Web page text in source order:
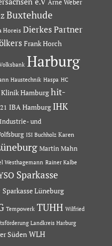
Arne Weber
Buxtehude
Horeis Dierkes Partner
Frank Horch
Harburg
Haustechnik Haspa HC
Hamburg hit-
IBA Hamburg IHK
Industrie- und
ISI Buchholz Karen
Martin Mahn
Westhagemann Rainer Kalbe
Sparkasse
Sparkasse Lüneburg
Tempowerk TUHH Wilfried
Landkreis Harburg
Süden WLH